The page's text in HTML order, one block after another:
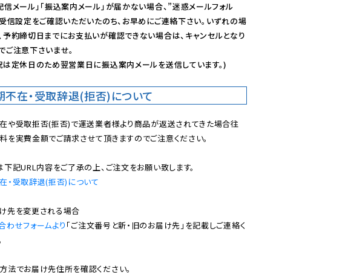
信メール」「振込案内メール」が届かない場合、”迷惑メールフォル
信設定をご確認いただいたのち、お早めにご連絡下さい。いずれの場
予約締切日までにお支払いが確認できない場合は、キャンセルとなり
ご注意下さいませ。
定休日のため翌営業日に振込案内メールを送信しています。)
不在・受取辞退(拒否)について
や受取拒否(拒否)で運送業者様より商品が返送されてきた場合往
を実費金額でご請求させて頂きますのでご注意ください。
・受取辞退(拒否)について
わせフォームより 「ご注文番号と新・旧のお届け先」を記載しご連絡く
法でお届け先住所を確認ください。